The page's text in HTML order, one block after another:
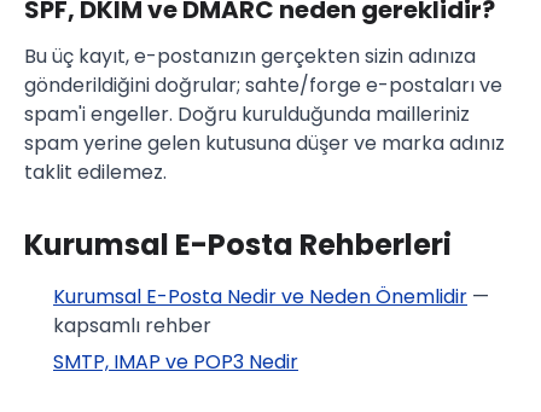
SPF, DKIM ve DMARC neden gereklidir?
Bu üç kayıt, e-postanızın gerçekten sizin adınıza
gönderildiğini doğrular; sahte/forge e-postaları ve
spam'i engeller. Doğru kurulduğunda mailleriniz
spam yerine gelen kutusuna düşer ve marka adınız
taklit edilemez.
Kurumsal E-Posta Rehberleri
Kurumsal E-Posta Nedir ve Neden Önemlidir —
kapsamlı rehber
SMTP, IMAP ve POP3 Nedir